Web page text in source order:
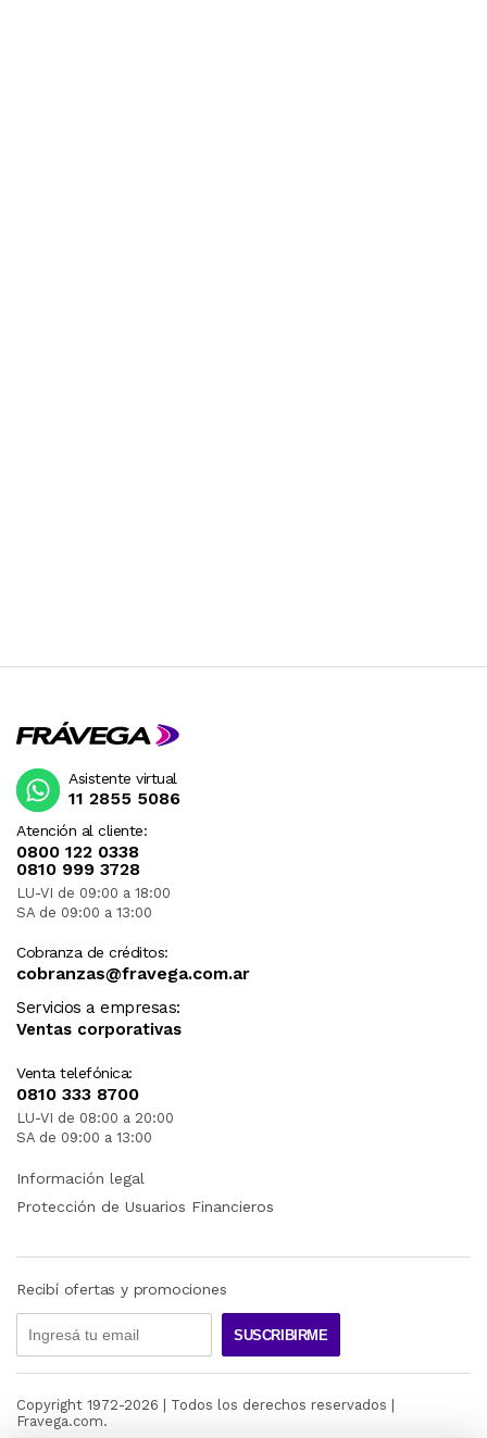
Atención al cliente:
0800 122 0338
0810 999 3728
LU-VI de 09:00 a 18:00
SA de 09:00 a 13:00
Cobranza de créditos:
cobranzas@fravega.com.ar
Servicios a empresas:
Ventas corporativas
Venta telefónica:
0810 333 8700
LU-VI de 08:00 a 20:00
SA de 09:00 a 13:00
Asistente virtual
11 2855 5086
Información legal
Protección de Usuarios Financieros
Recibí ofertas y promociones
SUSCRIBIRME
Copyright 1972-2026 | Todos los derechos reservados |
Fravega.com.